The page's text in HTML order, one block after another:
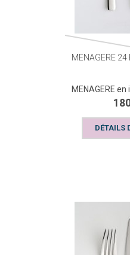
MENAGERE 24
MENAGERE
DÉTAILS